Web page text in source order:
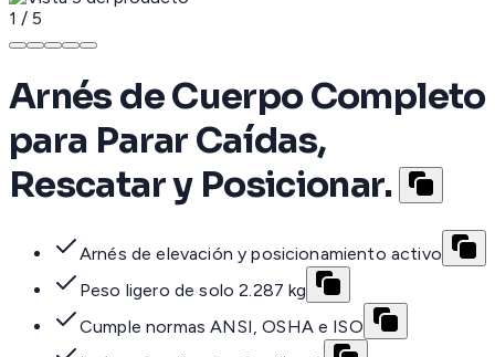
1 / 5
Arnés de Cuerpo Completo
para Parar Caídas,
Rescatar y Posicionar.
Arnés de elevación y posicionamiento activo
Peso ligero de solo 2.287 kg
Cumple normas ANSI, OSHA e ISO